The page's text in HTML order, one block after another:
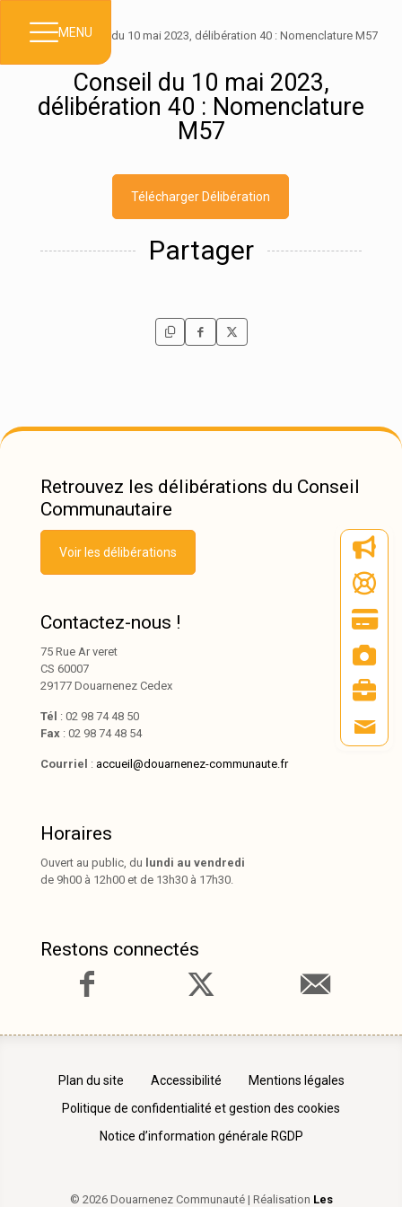
MENU
Accueil>Conseil du 10 mai 2023, délibération 40 : Nomenclature M57
Conseil du 10 mai 2023,
délibération 40 : Nomenclature
M57
Télécharger Délibération
Partager
Retrouvez les délibérations du Conseil
Communautaire
Voir les délibérations
Contactez-nous !
75 Rue Ar veret
CS 60007
29177 Douarnenez Cedex
Tél : 02 98 74 48 50
Fax : 02 98 74 48 54
Courriel : accueil@douarnenez-communaute.fr
Horaires
Ouvert au public, du lundi au vendredi
de 9h00 à 12h00 et de 13h30 à 17h30.
Restons connectés
Plan du site Accessibilité
Mentions légales
Politique de confidentialité et gestion des cookies
Notice d’information générale RGDP
© 2026 Douarnenez Communauté | Réalisation Les